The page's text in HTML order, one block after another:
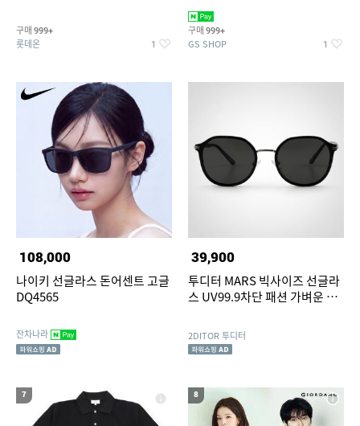
구매 999+
롯데온 1
이비 30m 30롤 1팩
구매 999+
GS SHOP 1
108,000
나이키 선글라스 돈어센트 고글
DQ4565
잔차나라
39,900
투디터 MARS 빅사이즈 선글라
스 UV99.9차단 패션 가벼운 남
2DITOR 투디터
7 8